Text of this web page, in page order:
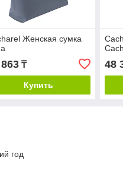
Женская сумка
₸
Купить
48
год